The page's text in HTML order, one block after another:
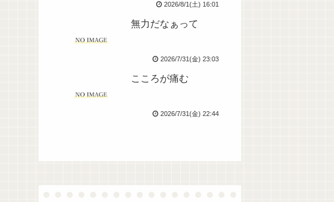
2026/8/1(土) 16:01
無力だなぁって
2026/7/31(金) 23:03
こころが痛む
2026/7/31(金) 22:44